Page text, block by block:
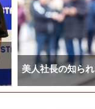
美人社長の知ら